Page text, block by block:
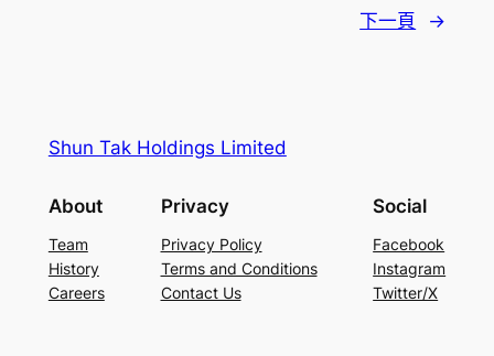
下一頁 →
Shun Tak Holdings Limited
About
Team
History
Careers
Privacy
Privacy Policy
Terms and Conditions
Contact Us
Social
Facebook
Instagram
Twitter/X